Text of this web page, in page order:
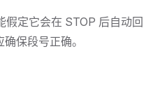
假定它会在 STOP 后自动回
保段号正确。